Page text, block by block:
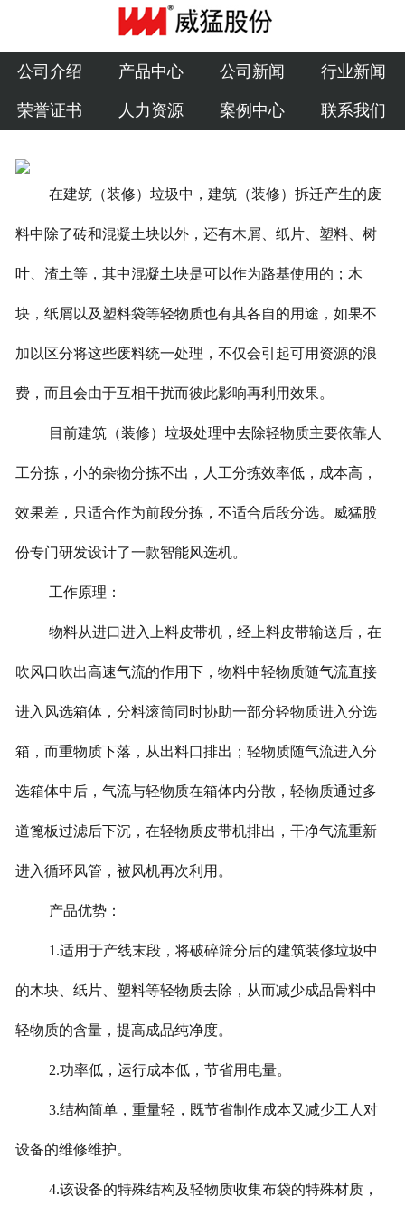
公司介绍
产品中心
公司新闻
荣誉证书
联系我们
公司介绍 产品中心 公司新闻 行业新闻
荣誉证书 人力资源 案例中心 联系我们
在建筑（装修）垃圾中，建筑（装修）拆迁产生的废
料中除了砖和混凝土块以外，还有木屑、纸片、塑料、树
叶、渣土等，其中混凝土块是可以作为路基使用的；木
块，纸屑以及塑料袋等轻物质也有其各自的用途，如果不
加以区分将这些废料统一处理，不仅会引起可用资源的浪
费，而且会由于互相干扰而彼此影响再利用效果。
目前建筑（装修）垃圾处理中去除轻物质主要依靠人
工分拣，小的杂物分拣不出，人工分拣效率低，成本高，
效果差，只适合作为前段分拣，不适合后段分选。威猛股
份专门研发设计了一款智能风选机。
工作原理：
物料从进口进入上料皮带机，经上料皮带输送后，在
吹风口吹出高速气流的作用下，物料中轻物质随气流直接
进入风选箱体，分料滚筒同时协助一部分轻物质进入分选
箱，而重物质下落，从出料口排出；轻物质随气流进入分
选箱体中后，气流与轻物质在箱体内分散，轻物质通过多
道篦板过滤后下沉，在轻物质皮带机排出，干净气流重新
进入循环风管，被风机再次利用。
产品优势：
1.适用于产线末段，将破碎筛分后的建筑装修垃圾中
的木块、纸片、塑料等轻物质去除，从而减少成品骨料中
轻物质的含量，提高成品纯净度。
2.功率低，运行成本低，节省用电量。
3.结构简单，重量轻，既节省制作成本又减少工人对
设备的维修维护。
4.该设备的特殊结构及轻物质收集布袋的特殊材质，